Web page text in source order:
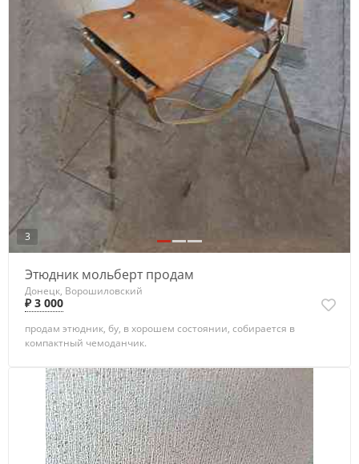
3
Этюдник мольберт продам
Донецк, Ворошиловский
₽ 3 000
продам этюдник, бу, в хорошем состоянии, собирается в
компактный чемоданчик.